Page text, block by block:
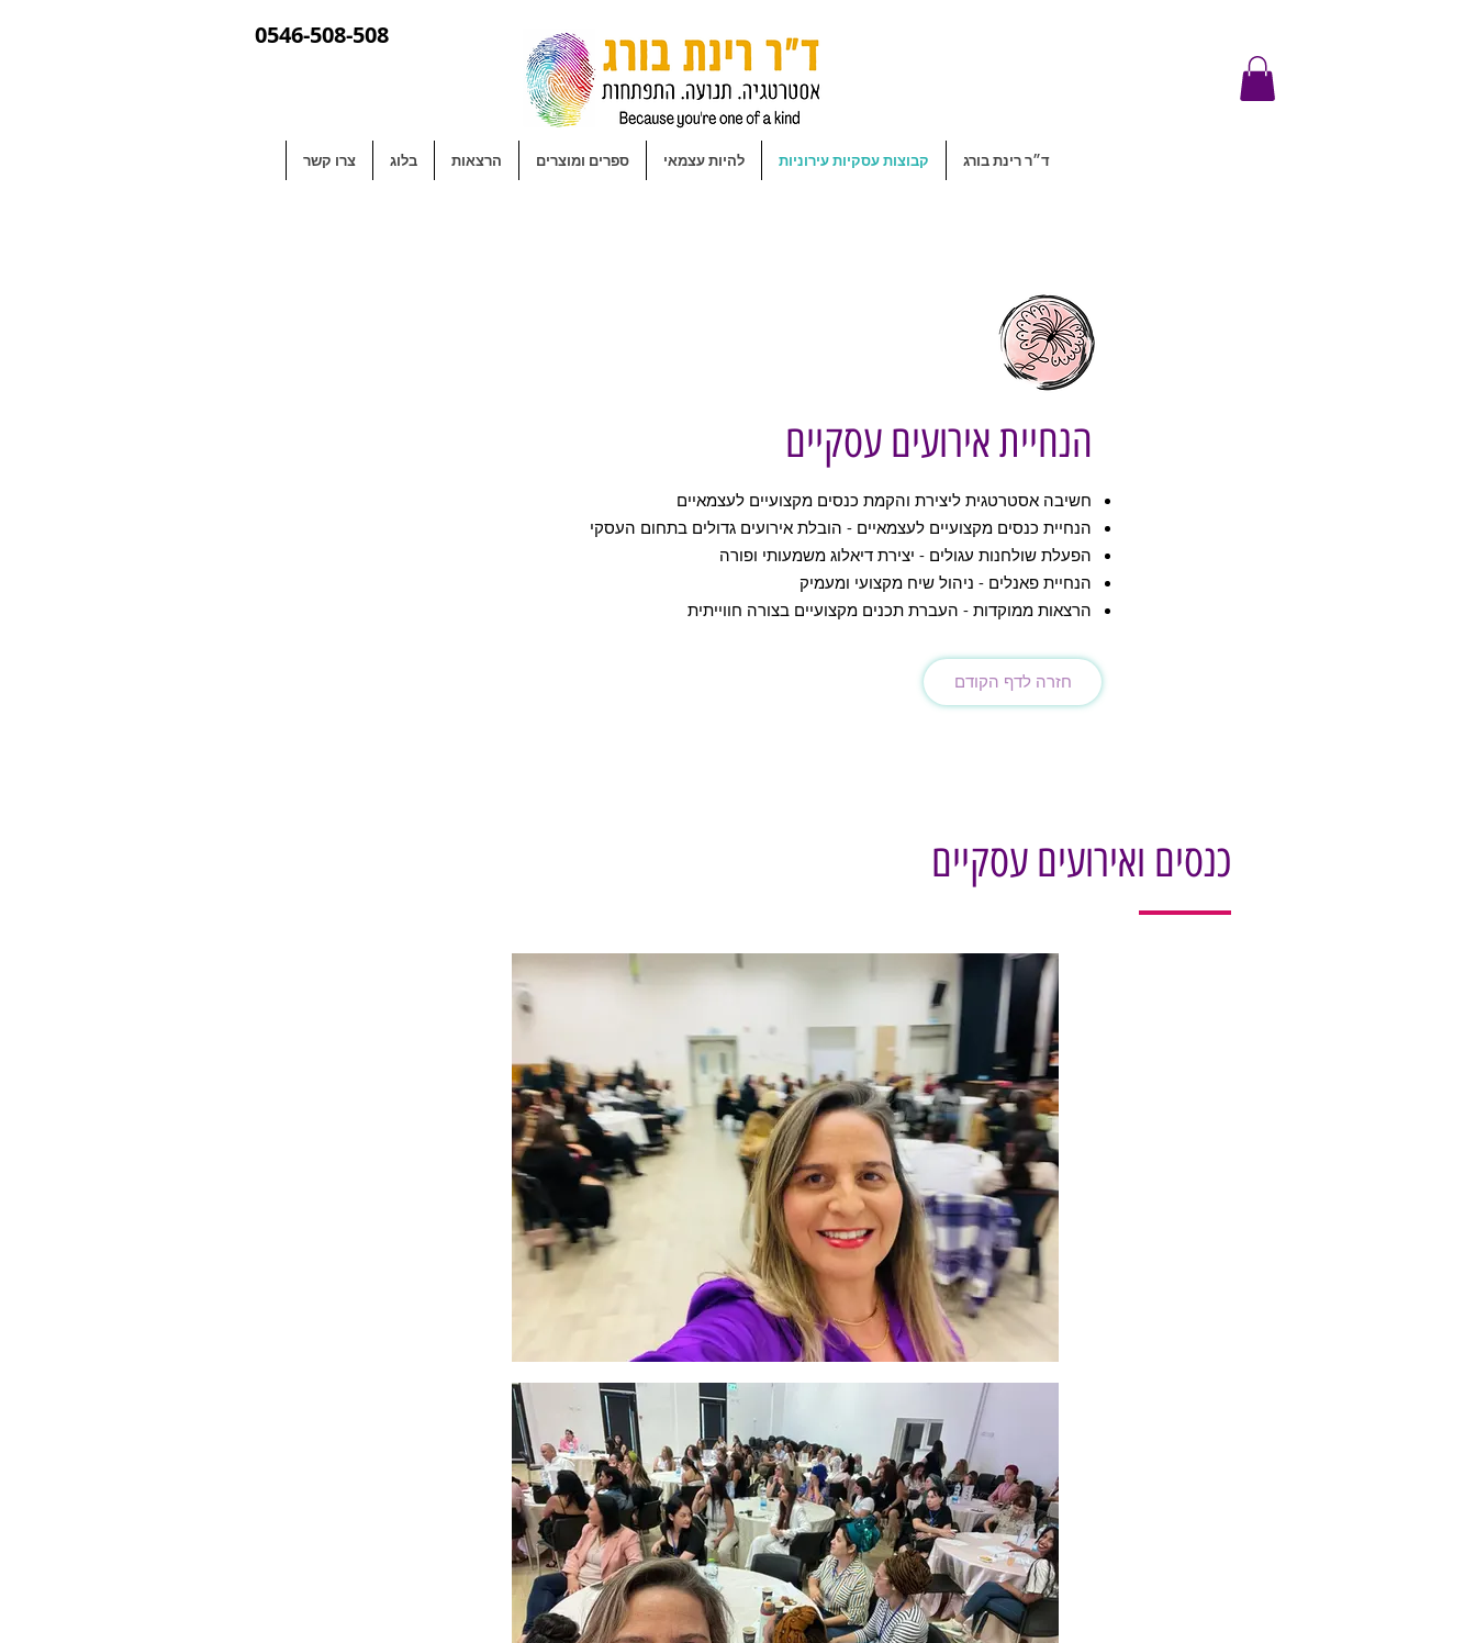
0546-508-508
ד״ר רינת בורג קבוצות עסקיות עירוניות להיות עצמאי ספרים ומוצרים הרצאות בלוג צרו קשר
הנחיית אירועים עסקיים
חשיבה אסטרטגית ליצירת והקמת כנסים מקצועיים לעצמאיים
הנחיית כנסים מקצועיים לעצמאיים - הובלת אירועים גדולים בתחום העסקי
הפעלת שולחנות עגולים - יצירת דיאלוג משמעותי ופורה
הנחיית פאנלים - ניהול שיח מקצועי ומעמיק
הרצאות ממוקדות - העברת תכנים מקצועיים בצורה חווייתית
חזרה לדף הקודם
כנסים ואירועים עסקיים